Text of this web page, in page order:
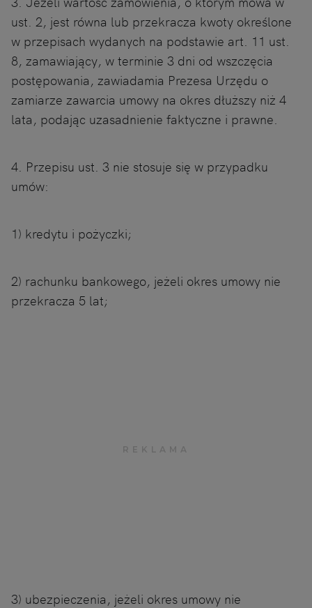
ust. 2, jest równa lub przekracza kwoty określone
w przepisach wydanych na podstawie art. 11 ust.
8, zamawiający, w terminie 3 dni od wszczęcia
postępowania, zawiadamia Prezesa Urzędu o
zamiarze zawarcia umowy na okres dłuższy niż 4
lata, podając uzasadnienie faktyczne i prawne.
4. Przepisu ust. 3 nie stosuje się w przypadku
umów:
1) kredytu i pożyczki;
2) rachunku bankowego, jeżeli okres umowy nie
przekracza 5 lat;
3) ubezpieczenia, jeżeli okres umowy nie